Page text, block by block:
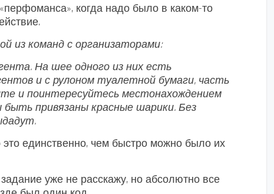
когда надо было в каком-то
из команд с организаторами:
На шее одного из них есть
и с рулоном туалетной бумаги, часть
и поинтересуйтесь местонахождением
привязаны красные шарики. Без
единственно, чем быстро можно было их
уже не расскажу, но абсолютно все